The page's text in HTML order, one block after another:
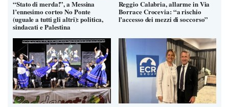
“Stato di merda!”, a Messina
l’ennesimo corteo No Ponte
(uguale a tutti gli altri): politica,
sindacati e Palestina
Reggio Calabria, allarme in Via
Borrace Crocevia: “a rischio
l’accesso dei mezzi di soccorso”